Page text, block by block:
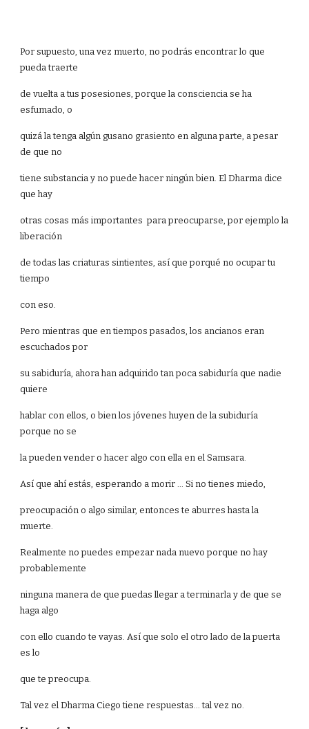
Por supuesto, una vez muerto, no podrás encontrar lo que
pueda traerte
de vuelta a tus posesiones, porque la consciencia se ha
esfumado, o
quizá la tenga algún gusano grasiento en alguna parte, a pesar
de que no
tiene substancia y no puede hacer ningún bien. El Dharma dice
que hay
otras cosas más importantes para preocuparse, por ejemplo la
liberación
de todas las criaturas sintientes, así que porqué no ocupar tu
tiempo
con eso.
Pero mientras que en tiempos pasados, los ancianos eran
escuchados por
su sabiduría, ahora han adquirido tan poca sabiduría que nadie
quiere
hablar con ellos, o bien los jóvenes huyen de la subiduría
porque no se
la pueden vender o hacer algo con ella en el Samsara.
Así que ahí estás, esperando a morir ... Si no tienes miedo,
preocupación o algo similar, entonces te aburres hasta la
muerte.
Realmente no puedes empezar nada nuevo porque no hay
probablemente
ninguna manera de que puedas llegar a terminarla y de que se
haga algo
con ello cuando te vayas. Así que solo el otro lado de la puerta
es lo
que te preocupa.
Tal vez el Dharma Ciego tiene respuestas... tal vez no.